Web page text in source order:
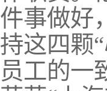
件事做好
持这四颗
员工的一